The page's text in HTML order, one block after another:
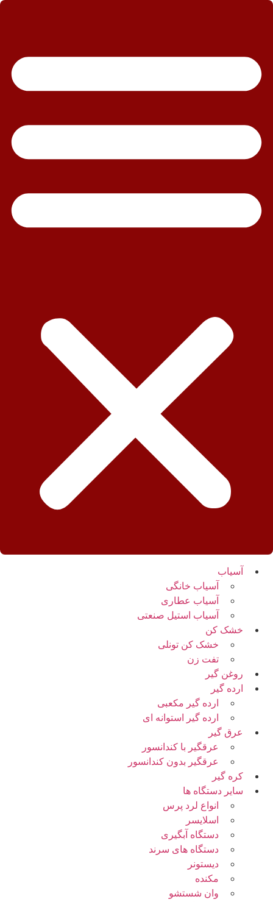
پرش
آسیاب
آسیاب خانگی
آسیاب عطاری
آسیاب استیل صنعتی
خشک کن
خشک کن تونلی
تفت زن
روغن گیر
ارده گیر
ارده گیر مکعبی
ارده گیر استوانه ای
عرق گیر
عرقگیر با کندانسور
عرقگیر بدون کندانسور
کره گیر
سایر دستگاه ها
انواع لرد پرس
اسلایسر
دستگاه آبگیری
دستگاه های سرند
دیستونر
مکنده
وان شستشو